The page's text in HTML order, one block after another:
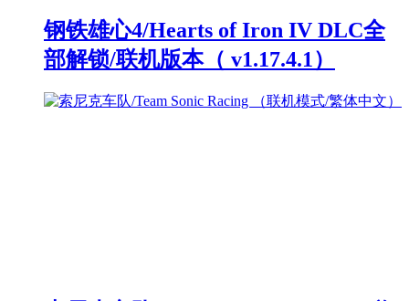
钢铁雄心4/Hearts of Iron IV DLC全
部解锁/联机版本（ v1.17.4.1）